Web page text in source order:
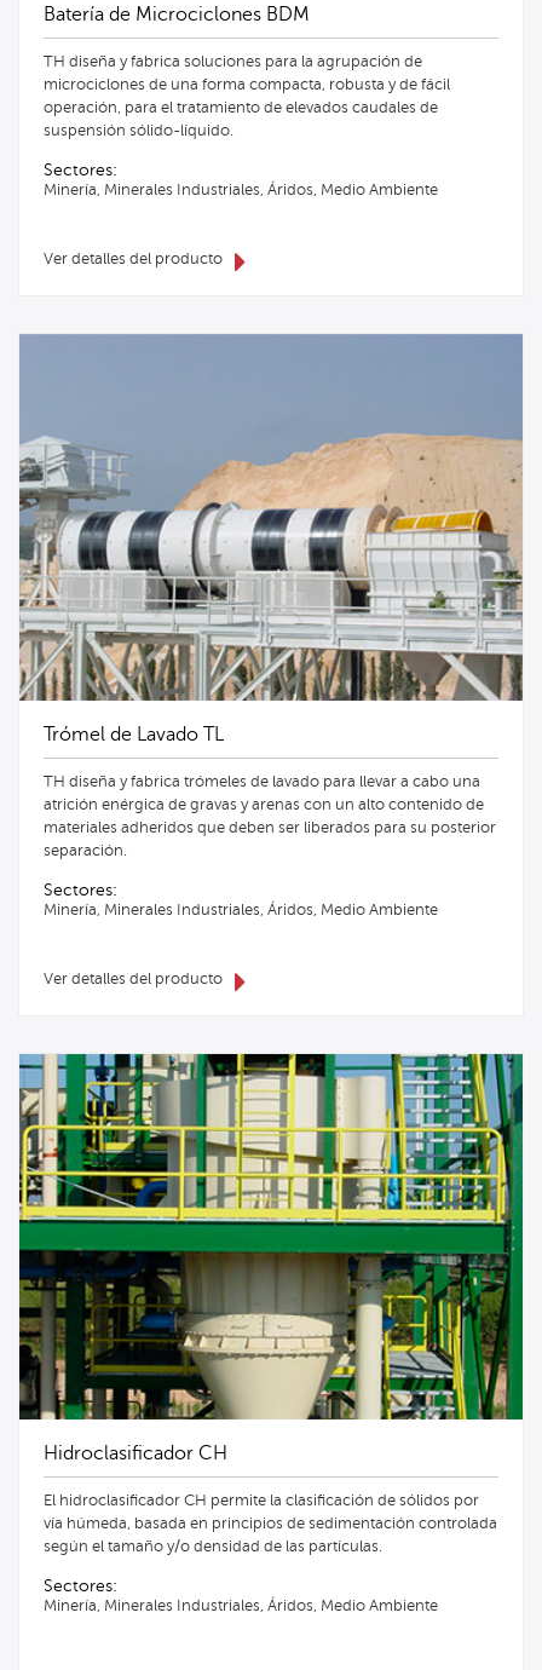
Batería de Microciclones BDM
TH diseña y fabrica soluciones para la agrupación de
microciclones de una forma compacta, robusta y de fácil
operación, para el tratamiento de elevados caudales de
suspensión sólido-líquido.
Sectores:
Minería, Minerales Industriales, Áridos, Medio Ambiente
Ver detalles del producto
Trómel de Lavado TL
TH diseña y fabrica trómeles de lavado para llevar a cabo una
atrición enérgica de gravas y arenas con un alto contenido de
materiales adheridos que deben ser liberados para su posterior
separación.
Sectores:
Minería, Minerales Industriales, Áridos, Medio Ambiente
Ver detalles del producto
Hidroclasificador CH
El hidroclasificador CH permite la clasificación de sólidos por
vía húmeda, basada en principios de sedimentación controlada
según el tamaño y/o densidad de las partículas.
Sectores:
Minería, Minerales Industriales, Áridos, Medio Ambiente